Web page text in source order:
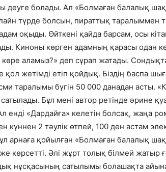
болады. Ал «Болмаған балалық
түрде болсын, пираттық таралыммен
оқыды. Өйткені қайда барсам, осы
Киноны көрген адамның қарасы одан
көре аламыз?» деп сұрап жатады.
қол жетімді етіп қойдық. Біздің баспа
таралымы бүгін 50 000 данадан асты.
Бұл мені автор ретінде әрине
енді «Дардайға» келетін болсақ, жаңа
күннен 2 тәулік өтпей, 100 ден астам
арнаға қойылған «Болмаған балалық
көрсетті. Әлі жұрт толық білмей жатыр
нұсқасының сатылымы болашақта